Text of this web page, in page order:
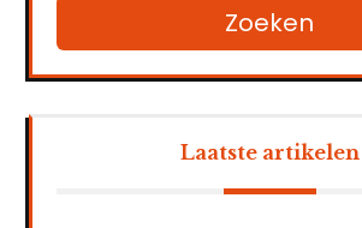
Zoeken
Laatste artikelen